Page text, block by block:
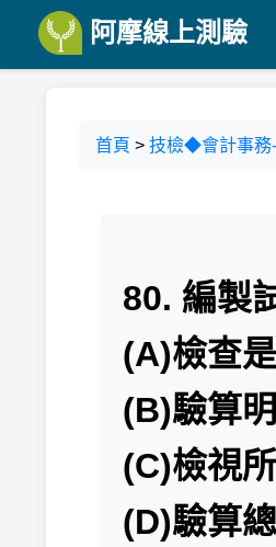
阿摩線上測驗
首頁 > 技檢◆會計事務
80. 編製
(A)檢查
(B)驗算
(C)檢視
(D)驗算